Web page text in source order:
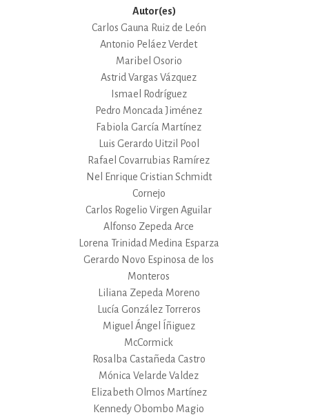
Autor(es)
Carlos Gauna Ruiz de León
Antonio Peláez Verdet
Maribel Osorio
Astrid Vargas Vázquez
Ismael Rodríguez
Pedro Moncada Jiménez
Fabiola García Martínez
Luis Gerardo Uitzil Pool
Rafael Covarrubias Ramírez
Nel Enrique Cristian Schmidt
Cornejo
Carlos Rogelio Virgen Aguilar
Alfonso Zepeda Arce
Lorena Trinidad Medina Esparza
Gerardo Novo Espinosa de los
Monteros
Liliana Zepeda Moreno
Lucía González Torreros
Miguel Ángel Íñiguez
McCormick
Rosalba Castañeda Castro
Mónica Velarde Valdez
Elizabeth Olmos Martínez
Kennedy Obombo Magio